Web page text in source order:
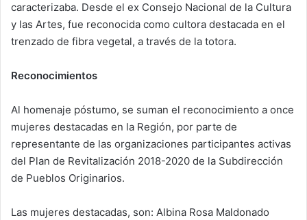
caracterizaba. Desde el ex Consejo Nacional de la Cultura
y las Artes, fue reconocida como cultora destacada en el
trenzado de fibra vegetal, a través de la totora.
Reconocimientos
Al homenaje póstumo, se suman el reconocimiento a once
mujeres destacadas en la Región, por parte de
representante de las organizaciones participantes activas
del Plan de Revitalización 2018-2020 de la Subdirección
de Pueblos Originarios.
Las mujeres destacadas, son: Albina Rosa Maldonado